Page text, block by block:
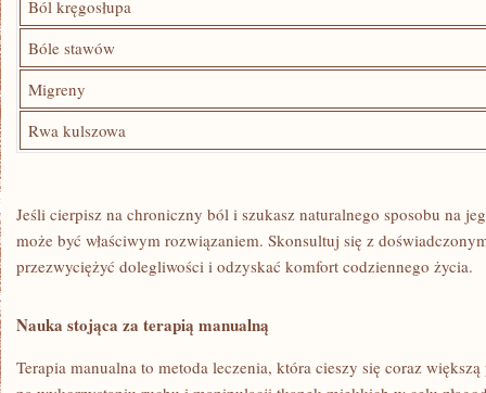
Ból kręgosłupa
Bóle ‍stawów
Migreny
Rwa ⁢kulszowa
Jeśli cierpisz na chroniczny ból i szukasz naturalnego sposobu na
może być właściwym rozwiązaniem. Skonsultuj się​ z
przezwyciężyć dolegliwości i odzyskać komfort codziennego życia.
Nauka stojąca za terapią manualną
Terapia manualna to metoda leczenia, która cieszy się coraz